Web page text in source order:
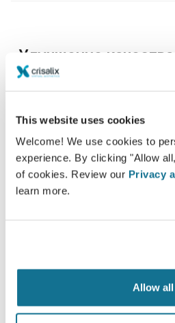
This website uses cookies
Welcome! We use cookies to
experience. By clicking "Allow
of cookies. Review our Privacy
learn more.
Allow all
Улучшение
улучшения
пациентом, отвечающее
каждого пациента: "Как я
Crisalix
продемонстрировать